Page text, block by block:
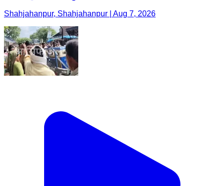
Shahjahanpur, Shahjahanpur | Aug 7, 2026